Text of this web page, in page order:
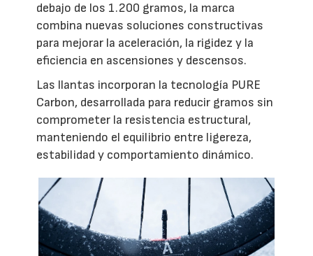
debajo de los 1.200 gramos, la marca
combina nuevas soluciones constructivas
para mejorar la aceleración, la rigidez y la
eficiencia en ascensiones y descensos.
Las llantas incorporan la tecnología PURE
Carbon, desarrollada para reducir gramos sin
comprometer la resistencia estructural,
manteniendo el equilibrio entre ligereza,
estabilidad y comportamiento dinámico.